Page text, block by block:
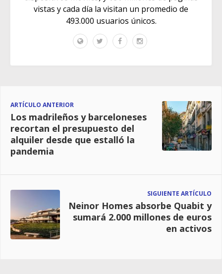
vistas y cada día la visitan un promedio de
493.000 usuarios únicos.
ARTÍCULO ANTERIOR
Los madrileños y barceloneses
recortan el presupuesto del
alquiler desde que estalló la
pandemia
SIGUIENTE ARTÍCULO
Neinor Homes absorbe Quabit y
sumará 2.000 millones de euros
en activos